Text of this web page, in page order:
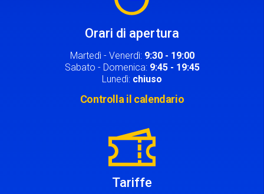
Orari di apertura
Martedì - Venerdì: 9:30 - 19:00
Sabato - Domenica: 9:45 - 19:45
Lunedì: chiuso
Controlla il calendario
Tariffe